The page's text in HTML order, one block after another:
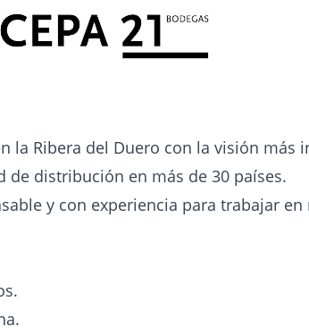
la Ribera del Duero con la visión más
distribución en más de 30 países.
y con experiencia para trabajar